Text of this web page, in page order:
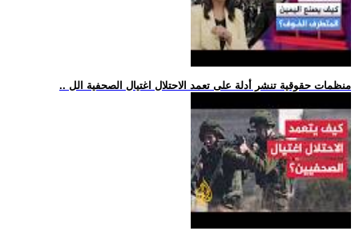
.. منظمات حقوقية تنشر أدلة على تعمد الاحتلال اغتيال الصحفية الل